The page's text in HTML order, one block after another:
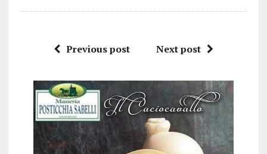
Previous post Next post